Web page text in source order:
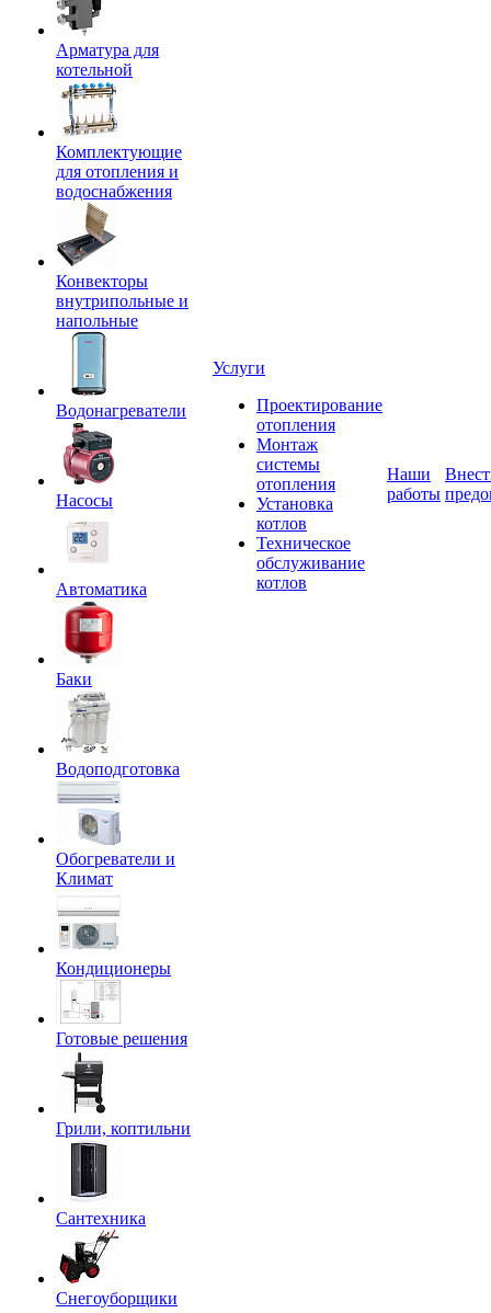
Арматура для
котельной
Комплектующие
для отопления и
водоснабжения
Конвекторы
внутрипольные и
напольные
Водонагреватели
Насосы
Автоматика
Баки
Водоподготовка
Обогреватели и
Климат
Кондиционеры
Готовые решения
Грили, коптильни
Сантехника
Снегоуборщики
Услуги
Проектирование
отопления
Монтаж
системы
отопления
Установка
котлов
Техническое
обслуживание
котлов
Наши
работы